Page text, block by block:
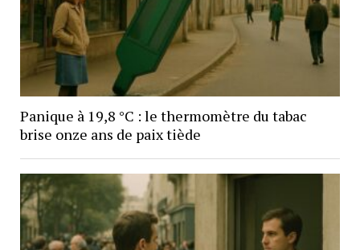
Panique à 19,8 °C : le thermomètre du tabac
brise onze ans de paix tiède